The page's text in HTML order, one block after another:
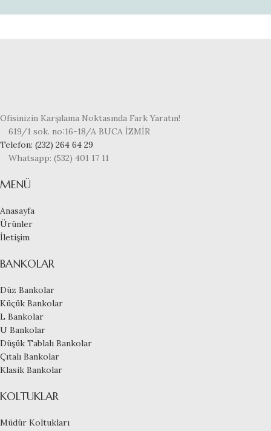
Ofisinizin Karşılama Noktasında Fark Yaratın!
619/1 sok. no:16-18/A BUCA İZMİR
Telefon: (232) 264 64 29
Whatsapp: (532) 401 17 11
MENÜ
Anasayfa
Ürünler
İletişim
BANKOLAR
Düz Bankolar
Küçük Bankolar
L Bankolar
U Bankolar
Düşük Tablalı Bankolar
Çıtalı Bankolar
Klasik Bankolar
KOLTUKLAR
Müdür Koltukları